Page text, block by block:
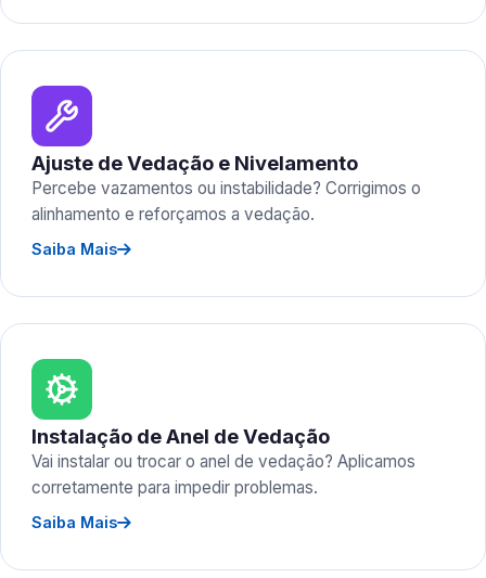
Ajuste de Vedação e Nivelamento
Percebe vazamentos ou instabilidade? Corrigimos o
alinhamento e reforçamos a vedação.
Saiba Mais
Instalação de Anel de Vedação
Vai instalar ou trocar o anel de vedação? Aplicamos
corretamente para impedir problemas.
Saiba Mais